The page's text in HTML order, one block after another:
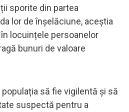
sporite din partea
lor de înșelăciune, aceștia
locuințele persoanelor
bunuri de valoare
să fie vigilentă și să
suspectă pentru a